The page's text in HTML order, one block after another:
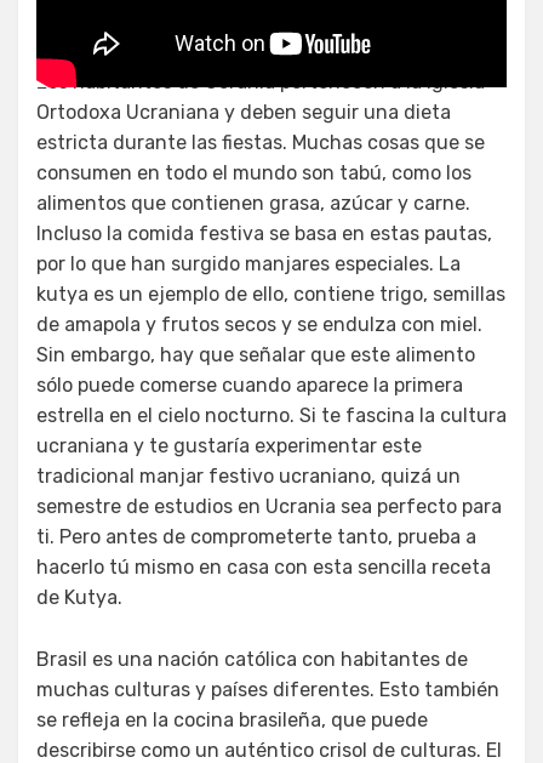
Los habitantes de Ucrania pertenecen a la Iglesia
Ortodoxa Ucraniana y deben seguir una dieta
estricta durante las fiestas. Muchas cosas que se
consumen en todo el mundo son tabú, como los
alimentos que contienen grasa, azúcar y carne.
Incluso la comida festiva se basa en estas pautas,
por lo que han surgido manjares especiales. La
kutya es un ejemplo de ello, contiene trigo, semillas
de amapola y frutos secos y se endulza con miel.
Sin embargo, hay que señalar que este alimento
sólo puede comerse cuando aparece la primera
estrella en el cielo nocturno. Si te fascina la cultura
ucraniana y te gustaría experimentar este
tradicional manjar festivo ucraniano, quizá un
semestre de estudios en Ucrania sea perfecto para
ti. Pero antes de comprometerte tanto, prueba a
hacerlo tú mismo en casa con esta sencilla receta
de Kutya.
Brasil es una nación católica con habitantes de
muchas culturas y países diferentes. Esto también
se refleja en la cocina brasileña, que puede
describirse como un auténtico crisol de culturas. El